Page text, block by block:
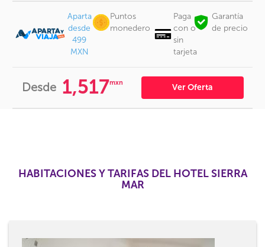
Aparta
desde
499
MXN
Puntos
monedero
Paga
con o
sin
tarjeta
Garantía
de precio
Desde 1,517mxn Ver Oferta
HABITACIONES Y TARIFAS DEL HOTEL SIERRA
MAR